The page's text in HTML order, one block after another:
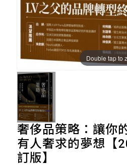
Double tap to
奢侈品策略：讓你
有人奢求的夢想【
訂版】